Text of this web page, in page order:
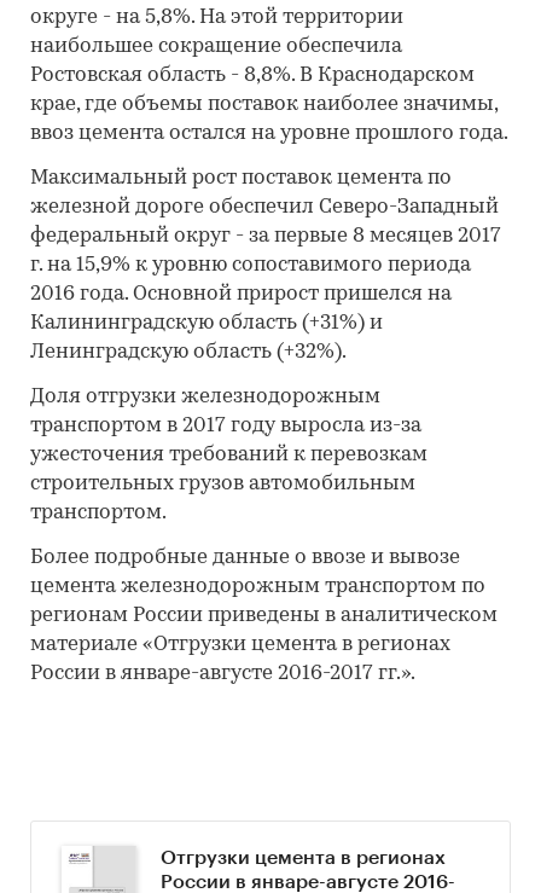
округе - на 5,8%. На этой территории
наибольшее сокращение обеспечила
Ростовская область - 8,8%. В Краснодарском
крае, где объемы поставок наиболее значимы,
ввоз цемента остался на уровне прошлого года.
Максимальный рост поставок цемента по
железной дороге обеспечил Северо-Западный
федеральный округ - за первые 8 месяцев 2017
г. на 15,9% к уровню сопоставимого периода
2016 года. Основной прирост пришелся на
Калининградскую область (+31%) и
Ленинградскую область (+32%).
Доля отгрузки железнодорожным
транспортом в 2017 году выросла из-за
ужесточения требований к перевозкам
строительных грузов автомобильным
транспортом.
Более подробные данные о ввозе и вывозе
цемента железнодорожным транспортом по
регионам России приведены в аналитическом
материале «Отгрузки цемента в регионах
России в январе-августе 2016-2017 гг.».
Отгрузки цемента в регионах
России в январе-августе 2016-